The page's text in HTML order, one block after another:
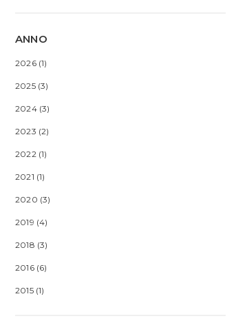
ANNO
2026(1)
2025(3)
2024(3)
2023 (2)
2022(1)
2021 (1)
2020 (3)
2019 (4)
2018 (3)
2016(6)
2015(1)